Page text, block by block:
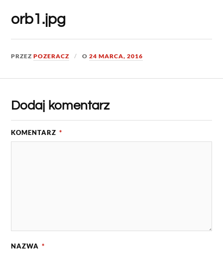
orb1.jpg
PRZEZPOZERACZ O24 MARCA, 2016
Dodaj komentarz
KOMENTARZ *
NAZWA *